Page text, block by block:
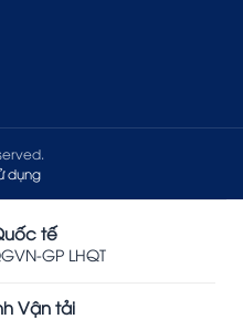
dụng
tế
GP LHQT
Vận tải